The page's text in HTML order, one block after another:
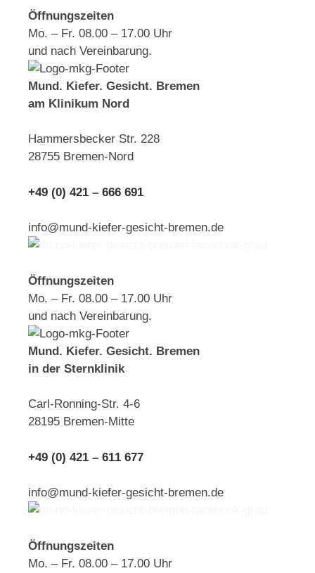
Öffnungszeiten
Mo. – Fr. 08.00 – 17.00 Uhr
und nach Vereinbarung.
Mund. Kiefer. Gesicht. Bremen
am Klinikum Nord
Hammersbecker Str. 228
28755 Bremen-Nord
+49 (0) 421 – 666 691
info@mund-kiefer-gesicht-bremen.de
Öffnungszeiten
Mo. – Fr. 08.00 – 17.00 Uhr
und nach Vereinbarung.
Mund. Kiefer. Gesicht. Bremen
in der Sternklinik
Carl-Ronning-Str. 4-6
28195 Bremen-Mitte
+49 (0) 421 – 611 677
info@mund-kiefer-gesicht-bremen.de
Öffnungszeiten
Mo. – Fr. 08.00 – 17.00 Uhr